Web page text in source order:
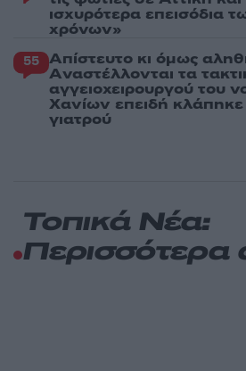
ισχυρότερα επεισόδια
χρόνων»
55 Απίστευτο κι όμως
Aναστέλλονται τα
αγγειοχειρουργού του
Χανίων επειδή
γιατρού
Τοπικά Νέα:
Περισσότερα